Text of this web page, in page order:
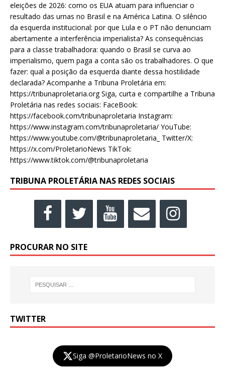
eleições de 2026: como os EUA atuam para influenciar o
resultado das urnas no Brasil e na América Latina. O silêncio
da esquerda institucional: por que Lula e o PT não denunciam
abertamente a interferência imperialista? As consequências
para a classe trabalhadora: quando o Brasil se curva ao
imperialismo, quem paga a conta são os trabalhadores. O que
fazer: qual a posição da esquerda diante dessa hostilidade
declarada? Acompanhe a Tribuna Proletária em:
https://tribunaproletaria.org Siga, curta e compartilhe a Tribuna
Proletária nas redes sociais: FaceBook:
https://facebook.com/tribunaproletaria Instagram:
https://www.instagram.com/tribunaproletaria/ YouTube:
https://www.youtube.com/@tribunaproletaria_ Twitter/X:
https://x.com/ProletarioNews TikTok:
https://www.tiktok.com/@tribunaproletaria
TRIBUNA PROLETÁRIA NAS REDES SOCIAIS
PROCURAR NO SITE
TWITTER
Siga @ProletarioNews no X